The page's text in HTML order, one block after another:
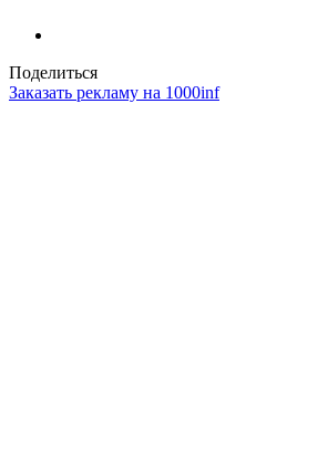
Поделиться
Заказать рекламу на 1000inf